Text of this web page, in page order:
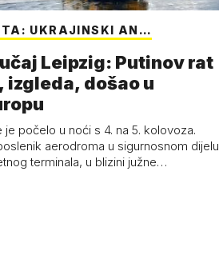
UKRAJINSKI AN…
Leipzig: Putinov rat
izgleda, došao u
je počelo u noći s 4. na 5. kolovoza.
aerodroma u sigurnosnom dijelu
terminala, u blizini južne…